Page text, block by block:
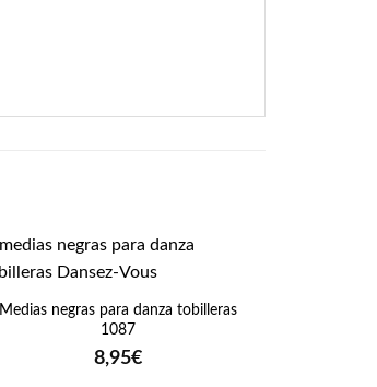
+
Medias negras para danza tobilleras
1087
8,95€